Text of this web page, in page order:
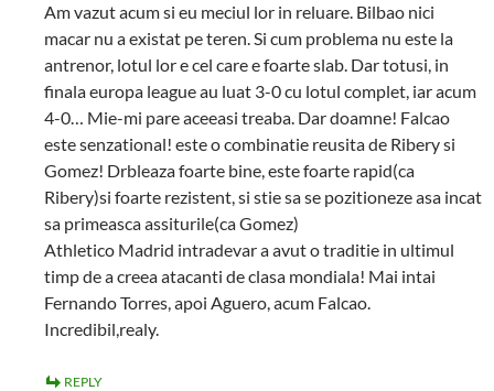
Am vazut acum si eu meciul lor in reluare. Bilbao nici
macar nu a existat pe teren. Si cum problema nu este la
antrenor, lotul lor e cel care e foarte slab. Dar totusi, in
finala europa league au luat 3-0 cu lotul complet, iar acum
4-0… Mie-mi pare aceeasi treaba. Dar doamne! Falcao
este senzational! este o combinatie reusita de Ribery si
Gomez! Drbleaza foarte bine, este foarte rapid(ca
Ribery)si foarte rezistent, si stie sa se pozitioneze asa incat
sa primeasca assiturile(ca Gomez)
Athletico Madrid intradevar a avut o traditie in ultimul
timp de a creea atacanti de clasa mondiala! Mai intai
Fernando Torres, apoi Aguero, acum Falcao.
Incredibil,realy.
REPLY